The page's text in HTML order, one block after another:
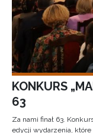
KONKURS
63
Za nami finał 63.
edycji wydarzenia,